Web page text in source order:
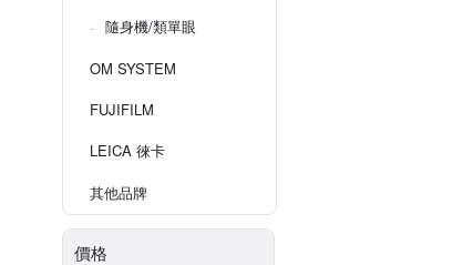
隨身機/類單眼
OM SYSTEM
FUJIFILM
LEICA 徠卡
其他品牌
價格